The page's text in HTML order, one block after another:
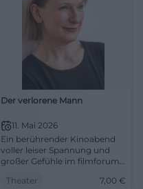
Der verlorene Mann
11. Mai 2026
Ein berührender Kinoabend
voller leiser Spannung und
großer Gefühle im filmforum
zeigt Liebe, Erinnerung und
Theater 7,00 €